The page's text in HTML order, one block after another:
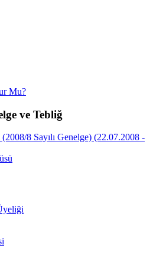
ve Tebliğ
8 Sayılı Genelge) (22.07.2008 -